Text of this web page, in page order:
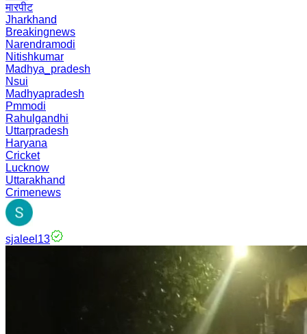
मारपीट
Jharkhand
Breakingnews
Narendramodi
Nitishkumar
Madhya_pradesh
Nsui
Madhyapradesh
Pmmodi
Rahulgandhi
Uttarpradesh
Haryana
Cricket
Lucknow
Uttarakhand
Crimenews
sjaleel13